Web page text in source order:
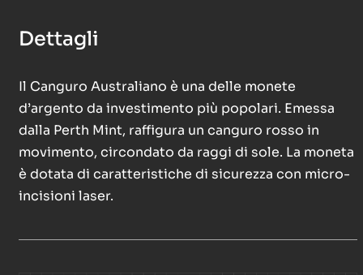
Dettagli
Il Canguro Australiano è una delle monete
d’argento da investimento più popolari. Emessa
dalla Perth Mint, raffigura un canguro rosso in
movimento, circondato da raggi di sole. La moneta
è dotata di caratteristiche di sicurezza con micro-
incisioni laser.